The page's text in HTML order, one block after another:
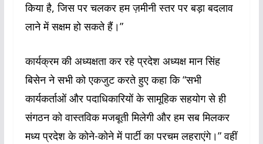
किया है, जिस पर चलकर हम ज़मीनी स्तर पर बड़ा बदलाव
लाने में सक्षम हो सकते हैं।”
कार्यक्रम की अध्यक्षता कर रहे प्रदेश अध्यक्ष मान सिंह
बिसेन ने सभी को एकजुट करते हुए कहा कि “सभी
कार्यकर्ताओं और पदाधिकारियों के सामूहिक सहयोग से ही
संगठन को वास्तविक मजबूती मिलेगी और हम सब मिलकर
मध्य प्रदेश के कोने-कोने में पार्टी का परचम लहराएंगे।” वहीं